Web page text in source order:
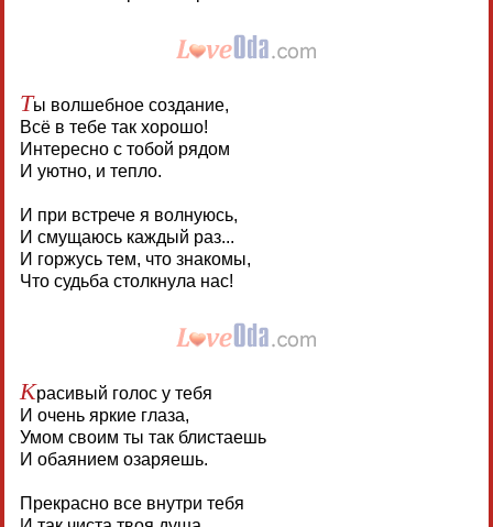
Ты волшебное создание,
Всё в тебе так хорошо!
Интересно с тобой рядом
И уютно, и тепло.
И при встрече я волнуюсь,
И смущаюсь каждый раз...
И горжусь тем, что знакомы,
Что судьба столкнула нас!
Красивый голос у тебя
И очень яркие глаза,
Умом своим ты так блистаешь
И обаянием озаряешь.
Прекрасно все внутри тебя